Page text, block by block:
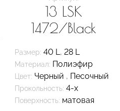
13 LSK
1472/Black
Размер: 40 L, 28 L
Материал: Полиэфир
Цвет: Черный , Песочный
Прокольность: 4-х
Поверхность: матовая